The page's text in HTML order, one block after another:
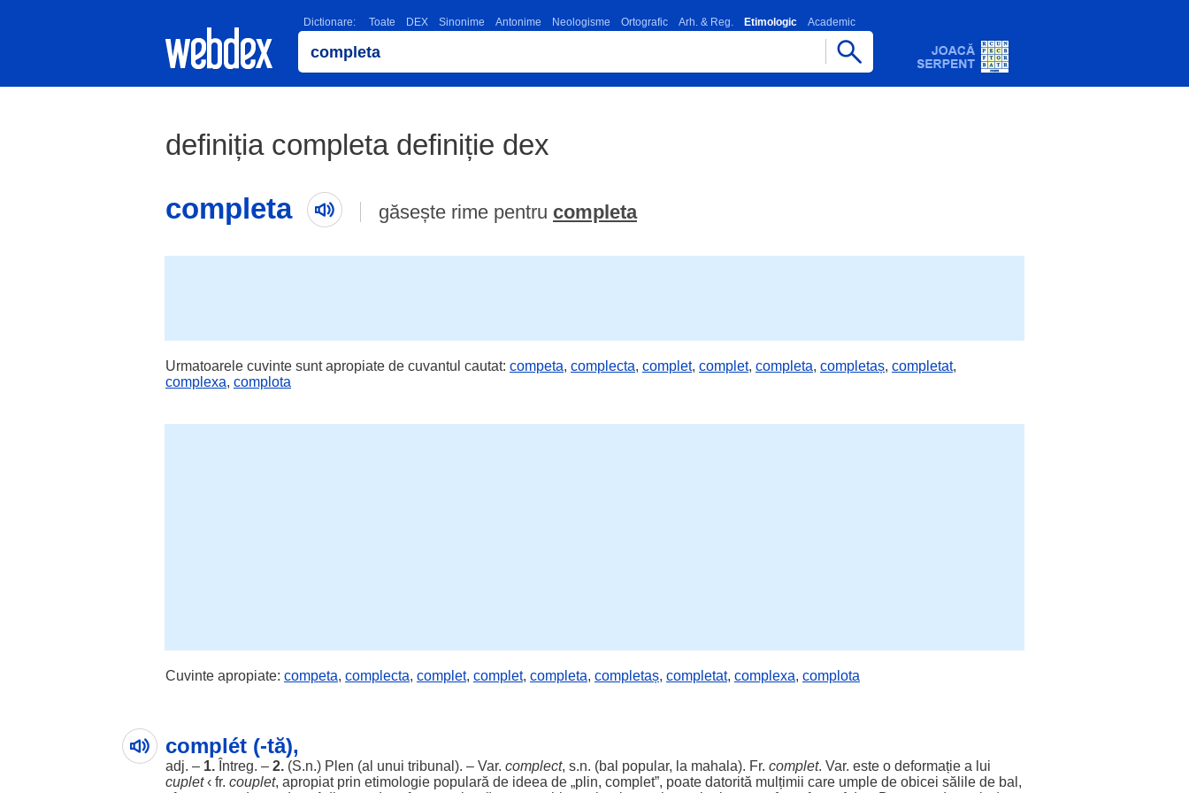
Dictionare: Toate DEX Sinonime Antonime Neologisme Ortografic Arh. & Reg. Etimologic Academic
definiția completa definiție dex
completa
găsește rime pentru completa
Urmatoarele cuvinte sunt apropiate de cuvantul cautat: competa, complecta, complet, complet, completa, completaș, completat,
complexa, complota
Cuvinte apropiate: competa, complecta, complet, complet, completa, completaș, completat, complexa, complota
complét (-tă),
adj. – 1. Întreg. – 2. (S.n.) Plen (al unui tribunal). – Var. complect, s.n. (bal popular, la mahala). Fr. complet. Var. este o deformație a lui
cuplet‹ fr. couplet, apropiatprin etimologie populară de ideea de „plin, complet”, poate datorită mulțimii care umple de obicei sălile de bal,